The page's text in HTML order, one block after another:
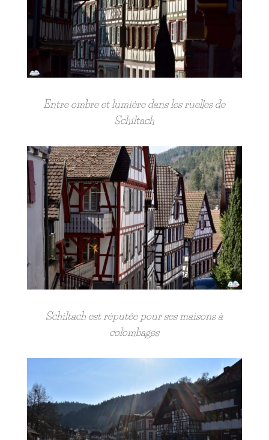
Entre ombre et lumière dans les ruelles de
Schiltach
Schiltach est réputée pour ses maisons à
colombages